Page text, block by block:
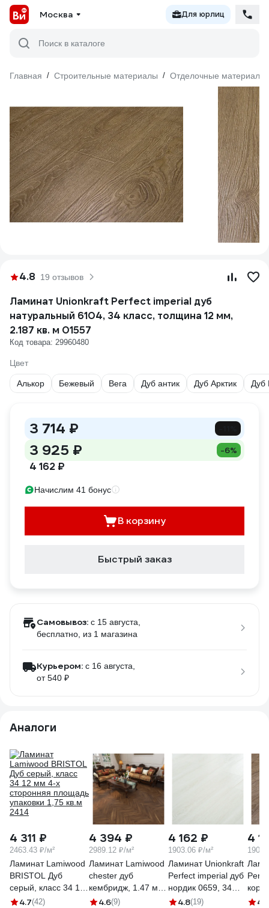
Москва Для юрлиц
Поиск в каталоге
Главная / Строительные материалы / Отделочные материалы
4.8 19 отзывов
Ламинат Unionkraft Perfect imperial дуб
натуральный 6104, 34 класс, толщина 12 мм,
2.187 кв. м 01557
Код товара: 29960480
Цвет
Алькор Бежевый Вега Дуб антик Дуб Арктик Дуб
3 714 ₽
3 925 ₽ -6%
4 162 ₽
Начислим 41 бонус
В корзину
Быстрый заказ
Самовывоз: c 15 августа,
бесплатно , из 1 магазина
Курьером: c 16 августа,
от 540 ₽
Аналоги
4 311 ₽
2463.43 ₽/м²
Ламинат Lamiwood
BRISTOL Дуб
серый, класс 34 12
мм 4-х сторонняя
4.7(42)
4 394 ₽
2989.12 ₽/м²
Ламинат Lamiwood
chester дуб
кембридж, 1.47 м2,
24 шт 516
4.6(9)
4 162 ₽
1903.06 ₽/м²
Ламинат Unionkraft
Perfect imperial дуб
нордик 0659, 34
класс, толщина 12
4.8(19)
4
344.8